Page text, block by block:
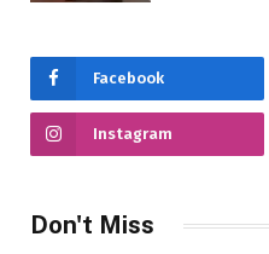
Facebook
Instagram
Don't Miss